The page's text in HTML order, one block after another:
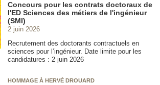
Concours pour les contrats doctoraux de
l'ED Sciences des métiers de l'ingénieur
(SMI)
2 juin 2026
Recrutement des doctorants contractuels en
sciences pour l’ingénieur. Date limite pour les
candidatures : 2 juin 2026
HOMMAGE À HERVÉ DROUARD